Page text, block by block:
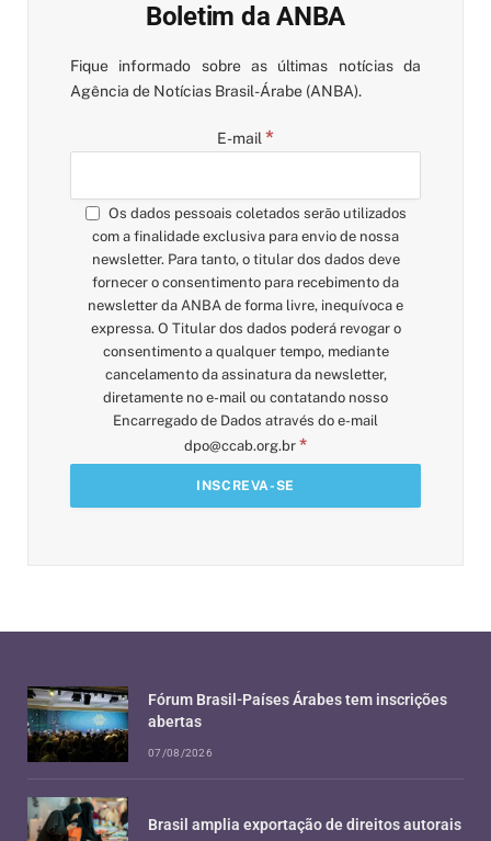
Boletim da ANBA
Fique informado sobre as últimas notícias da
Agência de Notícias Brasil-Árabe (ANBA).
E-mail*
Os dados pessoais coletados serão utilizados
com a finalidade exclusiva para envio de nossa
newsletter. Para tanto, o titular dos dados deve
fornecer o consentimento para recebimento da
newsletter da ANBA de forma livre, inequívoca e
expressa. O Titular dos dados poderá revogar o
consentimento a qualquer tempo, mediante
cancelamento da assinatura da newsletter,
diretamente no e-mail ou contatando nosso
Encarregado de Dados através do e-mail
dpo@ccab.org.br *
Fórum Brasil-Países Árabes tem inscrições
abertas
07/08/2026
Brasil amplia exportação de direitos autorais